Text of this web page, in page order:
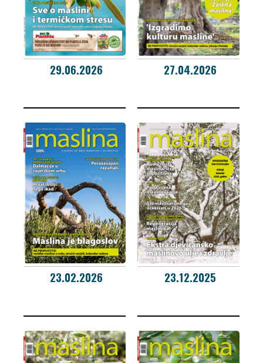
29.06.2026 27.04.2026
23.02.2026 23.12.2025